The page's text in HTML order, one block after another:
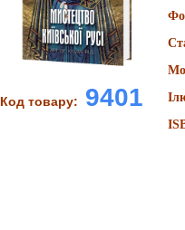
Код товару: 9401